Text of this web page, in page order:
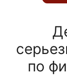
по